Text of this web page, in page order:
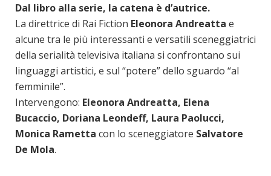
Dal libro alla serie, la catena è d’autrice.
La direttrice di Rai Fiction Eleonora Andreatta e
alcune tra le più interessanti e versatili sceneggiatrici
della serialità televisiva italiana si confrontano sui
linguaggi artistici, e sul “potere” dello sguardo “al
femminile”.
Intervengono: Eleonora Andreatta, Elena
Bucaccio, Doriana Leondeff, Laura Paolucci,
Monica Rametta con lo sceneggiatore Salvatore
De Mola.